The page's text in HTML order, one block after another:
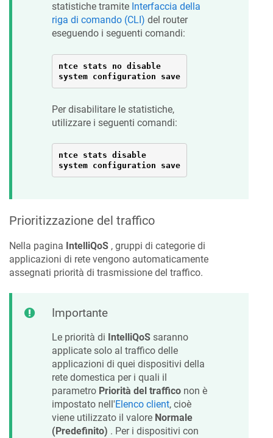
statistiche tramite Interfaccia della
riga di comando (CLI) del router
eseguendo i seguenti comandi:
ntce stats no disable
system configuration save
Per disabilitare le statistiche,
utilizzare i seguenti comandi:
ntce stats disable
system configuration save
Prioritizzazione del traffico
Nella pagina IntelliQoS , gruppi di categorie di
applicazioni di rete vengono automaticamente
assegnati priorità di trasmissione del traffico.
Importante
Le priorità di IntelliQoS saranno
applicate solo al traffico delle
applicazioni di quei dispositivi della
rete domestica per i quali il
parametro Priorità del traffico non è
impostato nell'Elenco client, cioè
viene utilizzato il valore Normale
(Predefinito) . Per i dispositivi con